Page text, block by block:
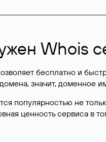
Whois
бесплатно и
значит, доменное
популярностью не
ценность сервиса в